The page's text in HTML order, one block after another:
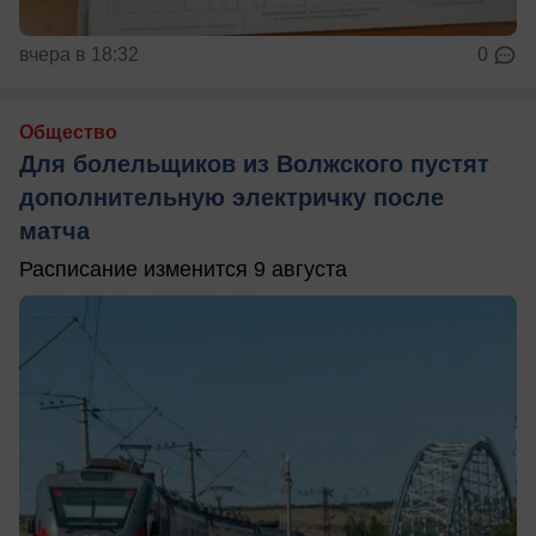
вчера в 18:32 0
Общество
Для болельщиков из Волжского пустят
дополнительную электричку после
матча
Расписание изменится 9 августа